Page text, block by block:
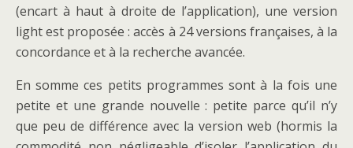
(encart à haut à droite de l’application), une version
light est proposée : accès à 24 versions françaises, à la
concordance et à la recherche avancée.
En somme ces petits programmes sont à la fois une
petite et une grande nouvelle : petite parce qu’il n’y
que peu de différence avec la version web (hormis la